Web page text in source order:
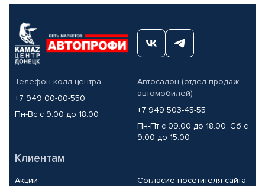
Телефон колл-центра
+7 949 00-00-550
Пн-Вс с 9.00 до 18.00
Автосалон (отдел продаж
автомобилей)
+7 949 503-45-55
Пн-Пт с 09.00 до 18.00, Сб с
9.00 до 15.00
Клиентам
Акции
Согласие посетителя сайта